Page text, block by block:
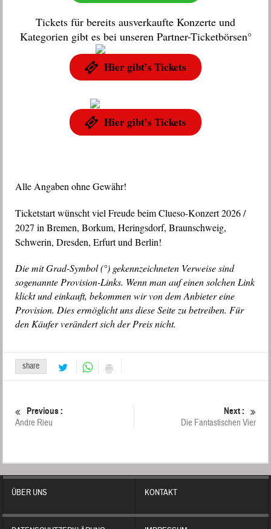
Tickets für bereits ausverkaufte Konzerte und
Kategorien gibt es bei unseren Partner-Ticketbörsen°
Hier gibt’s Tickets
Hier gibt’s Tickets
Alle Angaben ohne Gewähr!
Ticketstart wünscht viel Freude beim Clueso-Konzert 2026 /
2027 in Bremen, Borkum, Heringsdorf, Braunschweig,
Schwerin, Dresden, Erfurt und Berlin!
Die mit Grad-Symbol (°) gekennzeichneten Verweise sind
sogenannte Provision-Links. Wenn man auf einen solchen Link
klickt und einkauft, bekommen wir von dem Anbieter eine
Provision. Dies ermöglicht uns diese Seite zu betreiben. Für
den Käufer verändert sich der Preis nicht.
share
Previous :
Andre Rieu
Next :
Die Fantastischen Vier
ÜBER UNS KONTAKT